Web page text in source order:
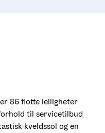
86 flotte leiligheter
til servicetilbud
kveldssol og en